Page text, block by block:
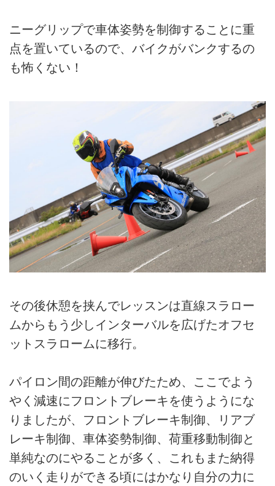
ニーグリップで車体姿勢を制御することに重
点を置いているので、バイクがバンクするの
も怖くない！
その後休憩を挟んでレッスンは直線スラロー
ムからもう少しインターバルを広げたオフセ
ットスラロームに移行。
パイロン間の距離が伸びたため、ここでよう
やく減速にフロントブレーキを使うようにな
りましたが、フロントブレーキ制御、リアブ
レーキ制御、車体姿勢制御、荷重移動制御と
単純なのにやることが多く、これもまた納得
のいく走りができる頃にはかなり自分の力に